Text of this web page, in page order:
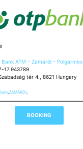
Bank ATM – Zamárdi –
17.943789
tér 4., 8621 Hungary
,ZAMÁRDI